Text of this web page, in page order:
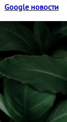
Google новости